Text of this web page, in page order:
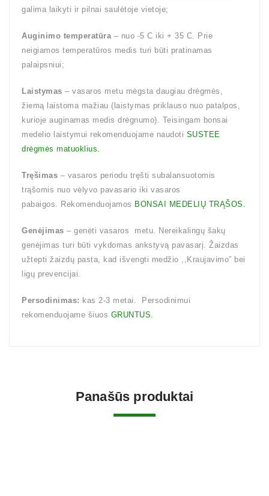
galima laikyti ir pilnai saulėtoje vietoje;
Auginimo temperatūra– nuo -5 C iki + 35 C. Prie
neigiamos temperatūros medis turi būti pratinamas
palaipsniui;
Laistymas – vasaros metu mėgsta daugiau drėgmės,
žiemą laistoma mažiau (laistymas priklauso nuo patalpos,
kurioje auginamas medis drėgnumo). Teisingam bonsai
medelio laistymui rekomenduojame naudoti SUSTEE
drėgmės matuoklius.
Tręšimas – vasaros periodu tręšti subalansuotomis
trąšomis nuo vėlyvo pavasario iki vasaros
pabaigos. Rekomenduojamos BONSAI MEDELIŲ TRĄŠOS.
Genėjimas – genėti vasaros metu. Nereikalingų šakų
genėjimas turi būti vykdomas ankstyvą pavasarį. Žaizdas
užtepti žaizdų pasta, kad išvengti medžio ,,Kraujavimo” bei
ligų prevencijai.
Persodinimas: kas 2-3 metai. Persodinimui
rekomenduojame šiuos GRUNTUS.
Panašūs produktai